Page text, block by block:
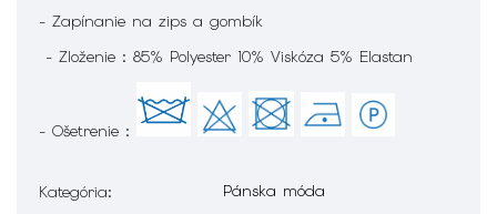
- Zapínanie na zips a gombík
- Zloženie : 85% Polyester 10% Viskóza 5% Elastan
- Ošetrenie :
Kategória: Pánska móda